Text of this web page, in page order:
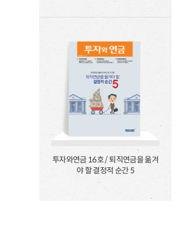
투자와연금 16호 / 퇴직연금을 옮겨
야 할 결정적 순간 5